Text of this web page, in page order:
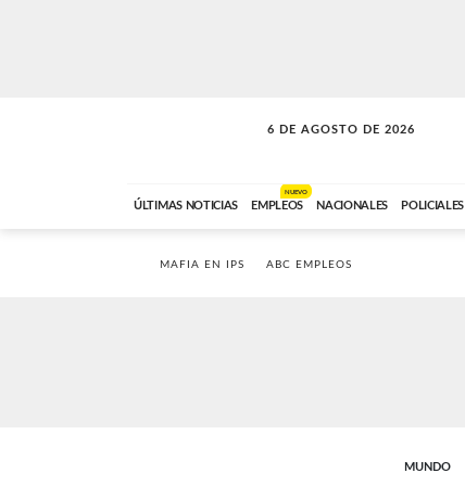
6 DE AGOSTO DE 2026
LA INCONDICIONAL
ÚLTIMAS NOTICIAS EMPLEOS
NUEVO
NACIONALES POLICIALES
MAFIA EN IPS ABC EMPLEOS
MUNDO